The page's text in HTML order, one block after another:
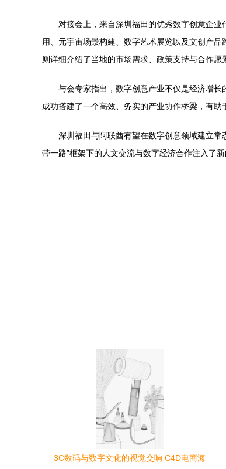
对接会上，来自深圳福田的优秀数字创意企
用、元宇宙场景构建、数字艺术展览以及文创产
则详细介绍了当地的市场需求、政策支持与合作愿
与会专家指出，数字创意产业不仅是经济增
成功搭建了一个高效、务实的产业协作桥梁，有助
深圳福田与阿联酋有望在数字创意领域建立
带一路”框架下的人文交流与数字经济合作注入了
3C数码与数字文化的视觉交响 C4D电商海